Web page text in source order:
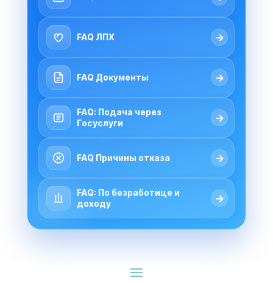
FAQ ЛПХ →
FAQ Документы →
FAQ: Подача через
Госуслуги
→
FAQ Причины отказа →
FAQ: По безработице и
доходу
→